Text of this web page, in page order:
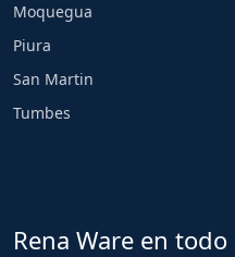
Moquegua
Piura
San Martin
Tumbes
Rena Ware en